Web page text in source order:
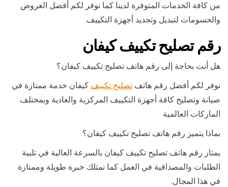
من كافة الخدمات المتوفرة لدينا كما نوفر لكم أفضل العروض
والحسومات لتبديل وتجديد أجهزة التكييف.
رقم تصليح تكييف كيفان
هل أنت بحاجة إلى رقم هاتف تصليح تكييف كيفان؟
نوفر لكم أفضل رقم هاتف تصليح تكييف كيفان خدمة ممتازة في
صيانة وتصليح كافة أجهزة التكييف المركزية والعادية وبمختلف
الماركات العالمية
بماذا يتميز رقم هاتف تصليح تكييف كيفان؟
يمتاز رقم هاتف تصليح تكييف كيفان بالسرعة العالية في تلبية
الطلبات والمصداقية في العمل كما نمتلك خبرة طويلة وممتازة
في هذا المجال.